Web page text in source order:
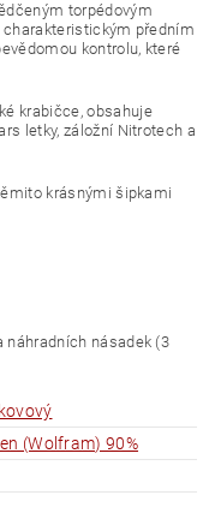
torpédovým
předním
kontrolu, které
krabičce, obsahuje
letky, záložní Nitrotech a
krásnými šipkami
náhradních násadek (3
(Wolfram) 90%